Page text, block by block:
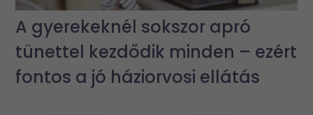
A gyerekeknél sokszor apró
tünettel kezdődik minden – ezért
fontos a jó háziorvosi ellátás